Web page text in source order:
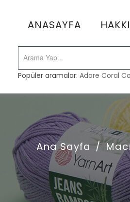
ANASAYFA
Popüler aramalar:Adore Coral
Ana Sayfa /